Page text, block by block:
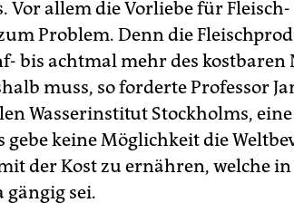
Vor allem die Vorliebe für
Problem. Denn die
bis achtmal mehr des kostbaren
muss, so forderte Professor
Wasserinstitut Stockholms, eine
gebe keine Möglichkeit die
der Kost zu ernähren, welche
sei.